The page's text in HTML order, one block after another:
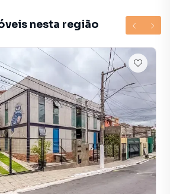
com portão automático;
e dependência de serviço
por muito verde, com acabamentos
iluminação natural. Localizado
próximo a padarias,
e com fácil acesso às principais
nesta região